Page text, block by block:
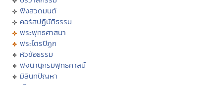
ฟังสวดมนต์
คอร์สปฏิบัติธรรม
พระพุทธศาสนา
พระไตรปิฏก
หัวข้อธรรม
พจนานุกรมพุทธศาสน์
มิลินทปัญหา